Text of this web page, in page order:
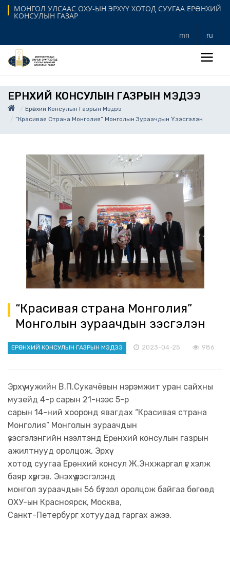
МОНГОЛ УЛСААС ОХУ-ЫН ЭРХҮҮ ХОТОД СУУГАА ЕРӨНХИЙ
КОНСУЛЫН ГАЗАР
mn ru
ЕРӨНХИЙ КОНСУЛЫН ГАЗРЫН МЭДЭЭ
Ерөнхий Консулын Газрын Мэдээ
“Красивая Страна Монголия” Монголын Зураачдын Үзэсгэлэн
“Красивая страна Монголия”
Монголын зураачдын үзэсгэлэн
ЕРӨНХИЙ КОНСУЛЫН ГАЗРЫН МЭДЭЭ 2023-04-25 986
Эрхүү мужийн В.П.Сукачёвын нэрэмжит уран сайхны
музейд 4-р сарын 21-нээс 5-р
сарын 14-ний хооронд явагдах “Красивая страна
Монголия” Монголын зураачдын
үзэсгэлэнгийн нээлтэнд Ерөнхий консулын газрын
ажилтнууд оролцож, Эрхүү
хотод суугаа Ерөнхий консул Ж.Энхжаргал үг хэлж
баяр хүргэв. Энэхүү үзэсгэлэнд
монгол зураачдын 56 бүтээл оролцож байгаа бөгөөд
ОХУ-ын Красноярск, Москва,
Санкт-Петербург хотуудад гаргах ажээ.